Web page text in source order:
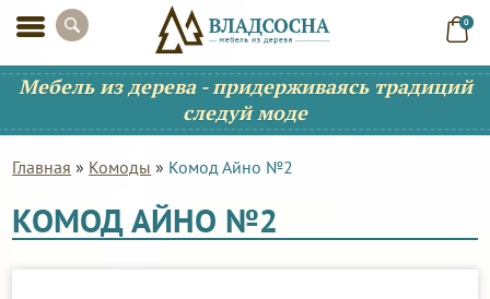
0
Мебель из дерева - придерживаясь традиций
следуй моде
Главная » Комоды » Комод Айно №2
КОМОД АЙНО №2